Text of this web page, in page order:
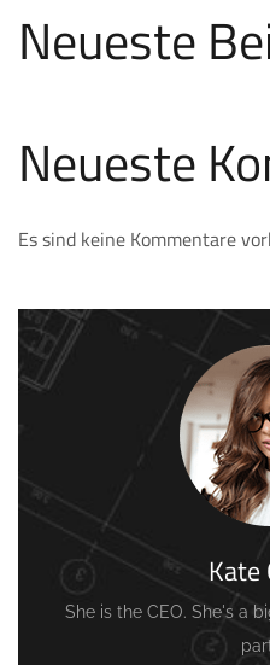
Neueste
Neueste
Es sind keine Kommentare
Kate
She is the CEO. She's a